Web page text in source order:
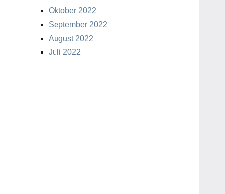
Oktober 2022
September 2022
August 2022
Juli 2022